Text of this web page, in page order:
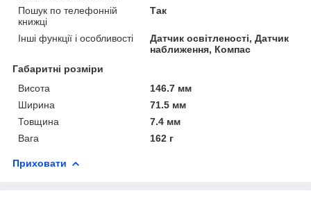
Пошук по телефонній
книжці
Так
Інші функції і особливості
Датчик освітленості, Датчик
наближення, Компас
Габаритні розміри
Висота
146.7 мм
Ширина
71.5 мм
Товщина
7.4 мм
Вага
162 г
Приховати